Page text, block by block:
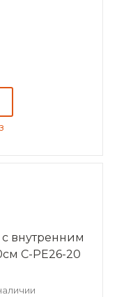
внутренним
C-PE26-20